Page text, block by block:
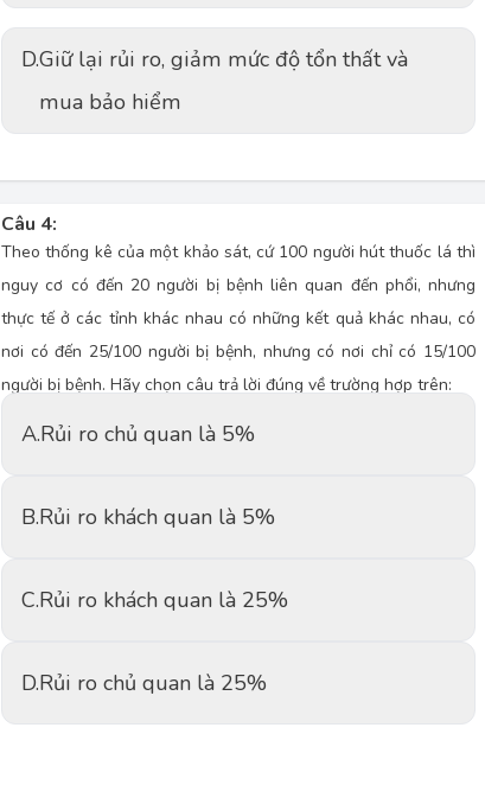
D.Giữ lại rủi ro, giảm mức độ tổn thất và
mua bảo hiểm
Câu 4:
Theo thống kê của một khảo sát, cứ 100 người hút thuốc lá thì
nguy cơ có đến 20 người bị bệnh liên quan đến phổi, nhưng
thực tế ở các tỉnh khác nhau có những kết quả khác nhau, có
nơi có đến 25/100 người bị bệnh, nhưng có nơi chỉ có 15/100
người bị bệnh. Hãy chọn câu trả lời đúng về trường hợp trên:
A.Rủi ro chủ quan là 5%
B.Rủi ro khách quan là 5%
C.Rủi ro khách quan là 25%
D.Rủi ro chủ quan là 25%